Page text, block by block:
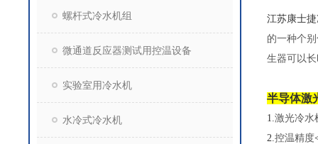
螺杆式冷水机组
微通道反应器测试用控温设备
实验室用冷水机
水冷式冷水机
江苏康士捷
的一种个
生器可以
半导体激
1.激光冷水
2.控温精度